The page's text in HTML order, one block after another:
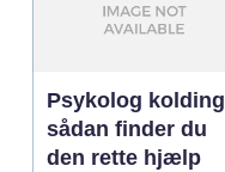
Psykolog kolding
sådan finder du
den rette hjælp